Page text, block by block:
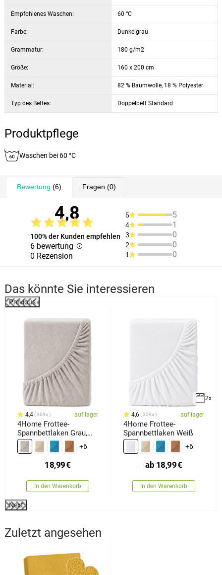
Empfohlenes Waschen: 60 °C
Farbe: Dunkelgrau
Grammatur: 180 g/m2
Größe: 160 x 200 cm
Material: 82 % Baumwolle, 18 % Polyester
Typ des Bettes: Doppelbett Standard
Produktpflege
Waschen bei 60 °C
Bewertung (6) Fragen (0)
4,8
100% der Kunden empfehlen
6 bewertung
0 Rezension
5 5
4 1
3 0
2 0
1 0
Das könnte Sie interessieren
Previous
4,4 309x auf lager
4Home Frottee-
Spannbettlaken Grau,
180 x 200 cm
+6
18,99€
In den Warenkorb
2x
4,6 359x auf lager
4Home Frottee-
Spannbettlaken Weiß
+6
ab 18,99€
In den Warenkorb
Next
Zuletzt angesehen